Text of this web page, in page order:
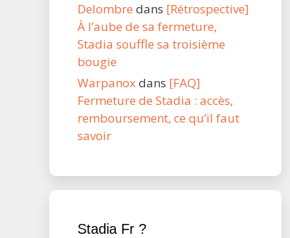
Delombre dans [Rétrospective]
À l’aube de sa fermeture,
Stadia souffle sa troisième
bougie
Warpanoxdans [FAQ]
Fermeture de Stadia : accès,
remboursement, ce qu’il faut
savoir
Stadia Fr ?